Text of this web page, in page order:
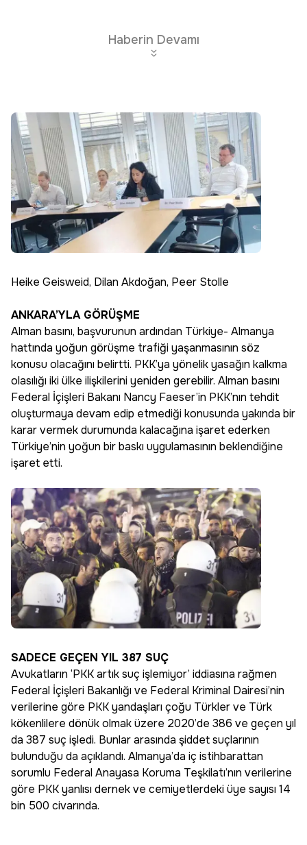
Haberin Devamı
Heike Geisweid, Dilan Akdoğan, Peer Stolle
ANKARA’YLA GÖRÜŞME
Alman basını, başvurunun ardından Türkiye- Almanya
hattında yoğun görüşme trafiği yaşanmasının söz
konusu olacağını belirtti. PKK’ya yönelik yasağın kalkma
olasılığı iki ülke ilişkilerini yeniden gerebilir. Alman basını
Federal İçişleri Bakanı Nancy Faeser’in PKK’nın tehdit
oluşturmaya devam edip etmediği konusunda yakında bir
karar vermek durumunda kalacağına işaret ederken
Türkiye’nin yoğun bir baskı uygulamasının beklendiğine
işaret etti.
SADECE GEÇEN YIL 387 SUÇ
Avukatların ‘PKK artık suç işlemiyor’ iddiasına rağmen
Federal İçişleri Bakanlığı ve Federal Kriminal Dairesi’nin
verilerine göre PKK yandaşları çoğu Türkler ve Türk
kökenlilere dönük olmak üzere 2020’de 386 ve geçen yıl
da 387 suç işledi. Bunlar arasında şiddet suçlarının
bulunduğu da açıklandı. Almanya’da iç istihbarattan
sorumlu Federal Anayasa Koruma Teşkilatı’nın verilerine
göre PKK yanlısı dernek ve cemiyetlerdeki üye sayısı 14
bin 500 civarında.